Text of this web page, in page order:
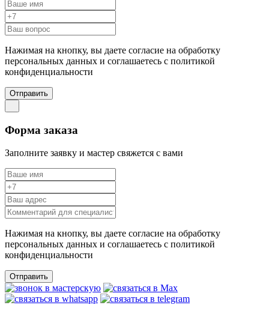
Нажимая на кнопку, вы даете согласие на обработку
персональных данных и соглашаетесь c политикой
конфиденциальности
Отправить
Форма заказа
Заполните заявку и мастер свяжется с вами
Нажимая на кнопку, вы даете согласие на обработку
персональных данных и соглашаетесь c политикой
конфиденциальности
Отправить